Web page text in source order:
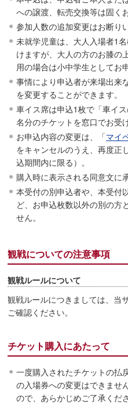
への譲渡、転売交換等は固く
参加人数の追加変更はお断り
未就学児童は、大人入場者1
けますが、大人の方のお膝の
用の場合は小中学生としてお
事情により申込者が来場出来
を変更することができます。
車イス席は申込1枚で「車イ
名分のチケットを窓口でお受
お申込内容の変更は、「マイ
をキャンセルのうえ、再度正
込期間内に限る）。
購入時に表示される同意文に
本受付の別申込者や、本受付
ど、お申込枚数以外の別の方
せん。
観戦についての注意事項
観戦ルールについて
観戦ルールにつきましては、当
ご確認ください。
チケット購入にあたって
一度購入されたチケットの払
の入場券への変更はできませ
ので、あらかじめご了承くださ